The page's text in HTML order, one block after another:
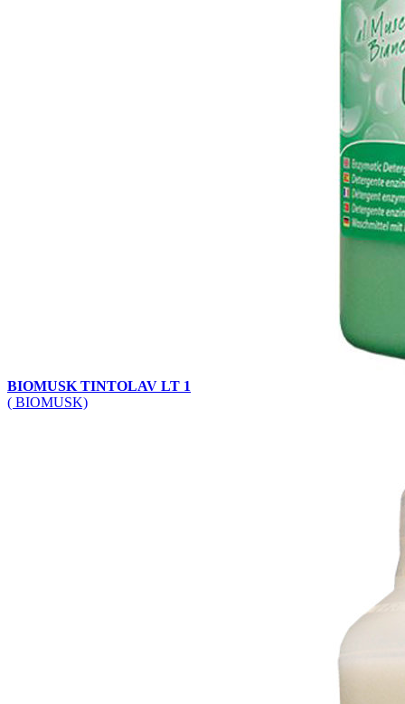
BIOMUSK TINTOLAV LT 1
( BIOMUSK)